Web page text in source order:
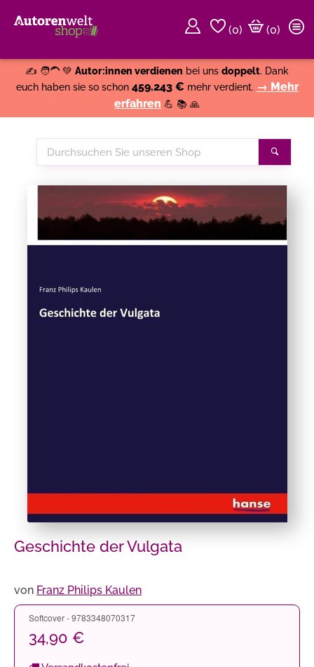
(0)
(0)
✍️ 🧑‍🦱 💚 Autor:innen verdienen bei uns doppelt. Dank
euch haben sie so schon 459.243 € mehr verdient. → Mehr
erfahren 💪 📚 🙏
Durchsuchen
Sie
Geschichte der Vulgata
von Franz Philips Kaulen
Softcover - 9783348070317
34,90 €